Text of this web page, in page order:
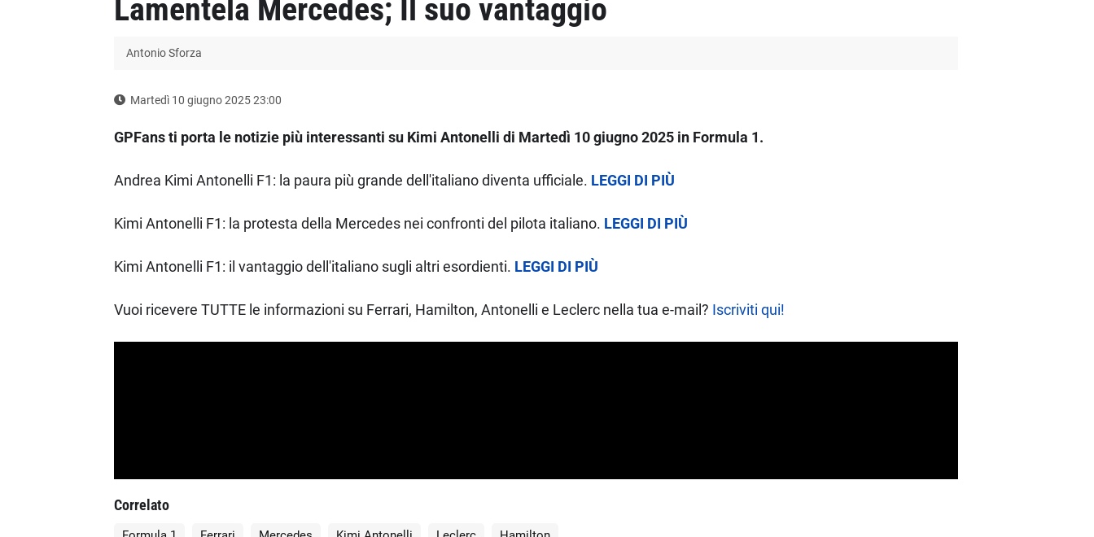
Lamentela Mercedes; Il suo vantaggio
Antonio Sforza
Martedì 10 giugno 2025 23:00
GPFans ti porta le notizie più interessanti su Kimi Antonelli di Martedì 10 giugno 2025 in Formula 1.
Andrea Kimi Antonelli F1: la paura più grande dell'italiano diventa ufficiale. LEGGI DI PIÙ
Kimi Antonelli F1: la protesta della Mercedes nei confronti del pilota italiano. LEGGI DI PIÙ
Kimi Antonelli F1: il vantaggio dell'italiano sugli altri esordienti. LEGGI DI PIÙ
Vuoi ricevere TUTTE le informazioni su Ferrari, Hamilton, Antonelli e Leclerc nella tua e-mail? Iscriviti qui!
Correlato